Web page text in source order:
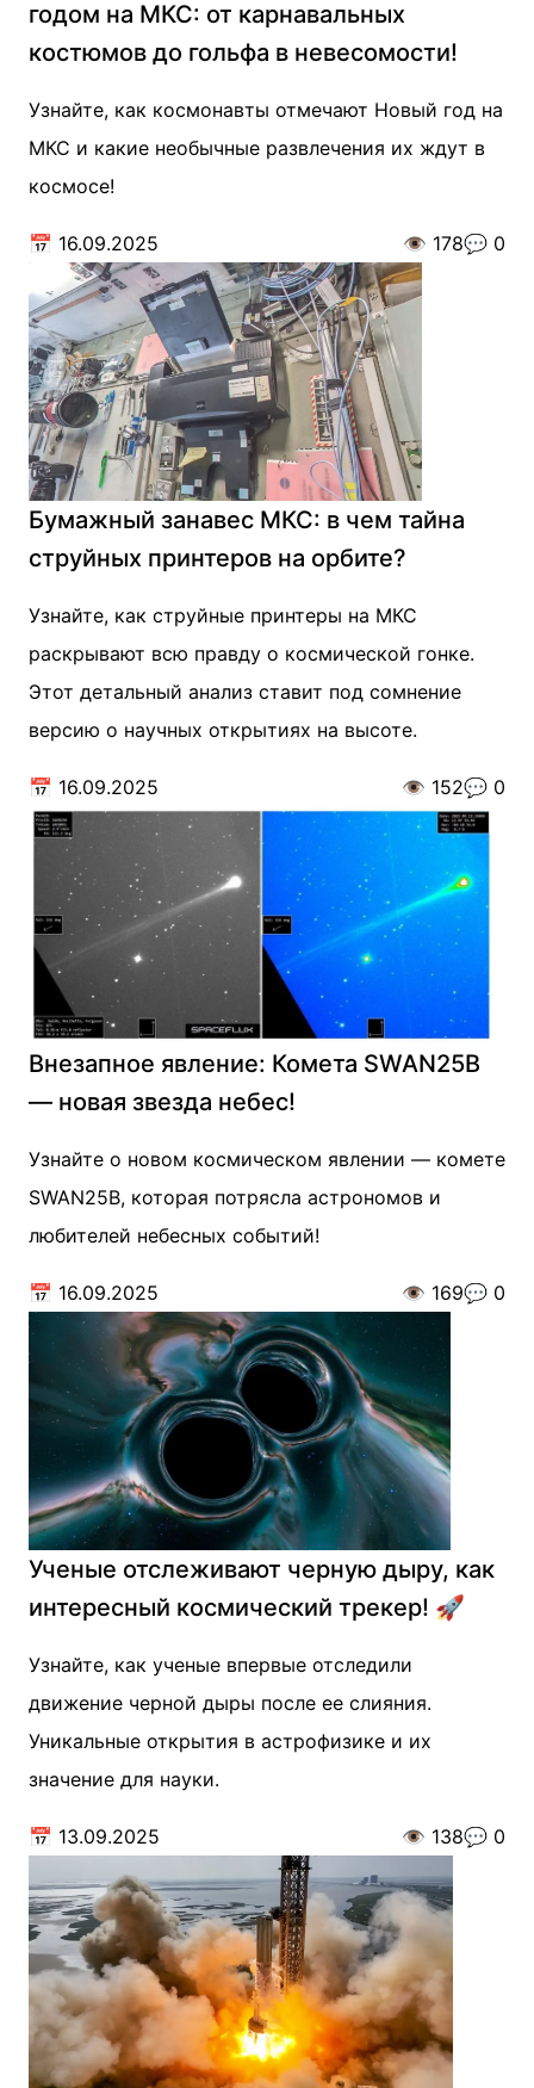
годом на МКС: от карнавальных
костюмов до гольфа в невесомости!
Узнайте, как космонавты отмечают Новый год на
МКС и какие необычные развлечения их ждут в
космосе!
📅 16.09.2025 👁️ 178💬 0
Бумажный занавес МКС: в чем тайна
струйных принтеров на орбите?
Узнайте, как струйные принтеры на МКС
раскрывают всю правду о космической гонке.
Этот детальный анализ ставит под сомнение
версию о научных открытиях на высоте.
📅 16.09.2025 👁️ 152💬 0
Внезапное явление: Комета SWAN25B
— новая звезда небес!
Узнайте о новом космическом явлении — комете
SWAN25B, которая потрясла астрономов и
любителей небесных событий!
📅 16.09.2025 👁️ 169💬 0
Ученые отслеживают черную дыру, как
интересный космический трекер! 🚀
Узнайте, как ученые впервые отследили
движение черной дыры после ее слияния.
Уникальные открытия в астрофизике и их
значение для науки.
📅 13.09.2025 👁️ 138💬 0